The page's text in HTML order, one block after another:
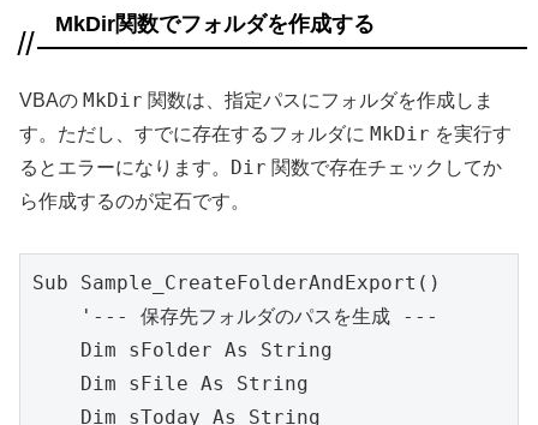
MkDir関数でフォルダを作成する
VBAの MkDir 関数は、指定パスにフォルダを作成しま
す。ただし、すでに存在するフォルダに MkDir を実行す
るとエラーになります。 Dir 関数で存在チェックしてか
ら作成するのが定石です。
Sub Sample_CreateFolderAndExport()
    '--- 保存先フォルダのパスを生成 ---
    Dim sFolder As String
    Dim sFile As String
    Dim sToday As String